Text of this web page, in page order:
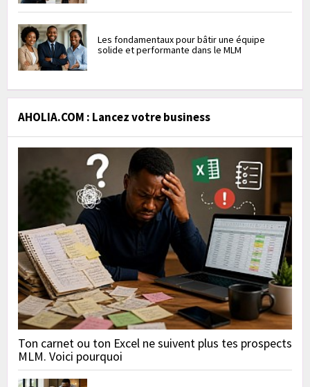
Les fondamentaux pour bâtir une équipe
solide et performante dans le MLM
AHOLIA.COM : Lancez votre business
Ton carnet ou ton Excel ne suivent plus tes prospects
MLM. Voici pourquoi